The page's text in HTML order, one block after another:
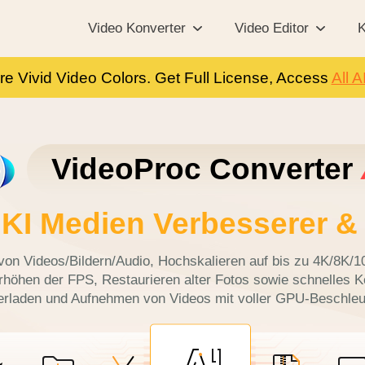
Video Konverter Video Editor
Vivid Video Colors. Get Full License, Access All
VideoProc Converter
Medien Verbesserer
Videos/Bildern/Audio, Hochskalieren auf bis zu 4K/8K/
der FPS, Restaurieren alter Fotos sowie schnelles
und Aufnehmen von Videos mit voller GPU-